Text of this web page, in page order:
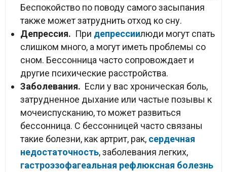
Беспокойство по поводу самого засыпания
также может затруднить отход ко сну.
Депрессия. При депрессиилюди могут спать
слишком много, а могут иметь проблемы со
сном. Бессонница часто сопровождает и
другие психические расстройства.
Заболевания. Если у вас хроническая боль,
затрудненное дыхание или частые позывы к
мочеиспусканию, то может развиться
бессонница. С бессонницей часто связаны
такие болезни, как артрит, рак, сердечная
недостаточность, заболевания легких,
гастроэзофагеальная рефлюксная болезнь